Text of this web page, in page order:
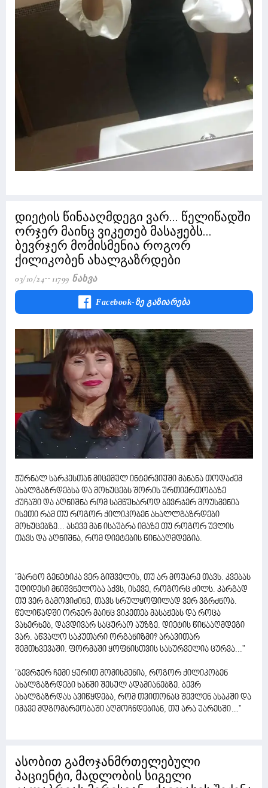
დიეტის წინააღმდეგი ვარ... წელიწადში
ორჯერ მაინც ვიკეთებ მასაჟებს...
ბევრჯერ მომისმენია როგორ
ქილიკობენ ახალგაზრდები
03/10/24 11799 Ნახვა
Facebook-Ზე Გაზიარება
ჟურნალ სარკესთან მიცემულ ინტერვიუში მანანა თოდაძემ
ახალგაზრდებსა და მოხუცებს შორის ურთიერთობაზე
ქუჩაში და აღნიშნა რომ სამწუხაროდ ბევრჯერ მოუსმენია
ისეთი რამ თუ როგორ ქილიკობენ ახალლგაზრდები
მოხუცებზე... ასევე მან ისაუბრა იმაზე თუ როგორ უვლის
თავს და აღნიშნა, რომ დიეტების წინააღმდეგია.
"მარტო გენეტიკა ვერ გიშველის, თუ არ მოუარე თავს. კვებას
უდიდესი მნიშვნელობა აქვს, ისევე, როგორც ძილს. კარგად
თუ ვერ გამოვიძინე, თავს სრულყოფილად ვერ ვგრძნობ.
წელიწადში ორჯერ მაინც ვიკეთებ მასაჟებს და როცა
ვახერხებ, დავდივარ საცურაო აუზზე. დიეტის წინააღმდეგი
ვარ. აწვალო საკუთარი ორგანიზმი? არავითარ
შემთხვევაში. ფორმაში ყოფნისთვის სასურველია ცურვა..."
"ბევრჯერ ჩემი ყურით მომისმენია, როგორ ქილიკობენ
ახალგაზრდები ხანში შესულ ადამიანებზე. ბევრ
ახალგაზრდას ავიწყდება, რომ თვითონაც შევლენ ასაკში და
იმავე მდგომარეობაში აღმოჩნდებიან, თუ არა უარესში…"
ასობით გამოჯანმრთელებული
პაციენტი, მადლობის სიგელი